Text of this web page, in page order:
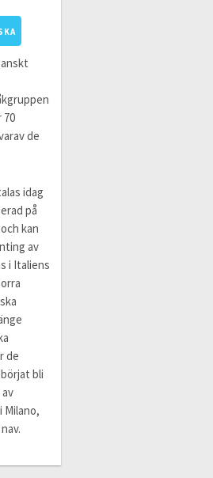
70
de
idag
på
kan
av
i Italiens
de
bli
Milano,